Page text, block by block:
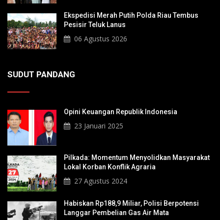
Ekspedisi Merah Putih Polda Riau Tembus
Pesisir Teluk Lanus
06 Agustus 2026
SUDUT PANDANG
Opini Keuangan Republik Indonesia
23 Januari 2025
Pilkada: Momentum Menyolidkan Masyarakat
Lokal Korban Konflik Agraria
27 Agustus 2024
Habiskan Rp188,9 Miliar, Polisi Berpotensi
Langgar Pembelian Gas Air Mata